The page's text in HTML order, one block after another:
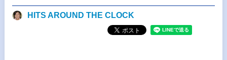
HITS AROUND THE CLOCK